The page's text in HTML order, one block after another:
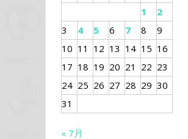
1
2
3
4 5 6 7 8
9
10 11 12 13 14 15 16
17 18 19 20 21 22 23
24 25 26 27 28 29 30
31
« 7月